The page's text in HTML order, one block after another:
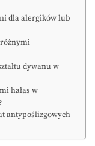
dla alergików lub
różnymi
dywanu w
hałas w
antypoślizgowych